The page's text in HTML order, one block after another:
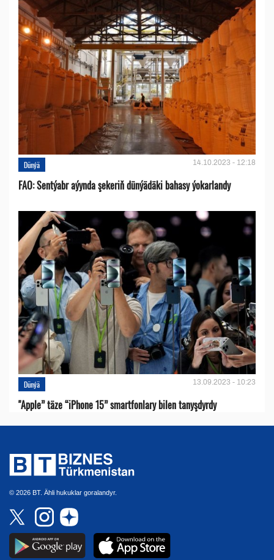
Dünýä 14.10.2023 - 12:18
FAO: Sentýabr aýynda şekeriň dünýädäki bahasy ýokarlandy
Dünýä 13.09.2023 - 10:23
"Apple” täze “iPhone 15” smartfonlary bilen tanyşdyrdy
© 2026 BT. Ähli hukuklar goralandyr.